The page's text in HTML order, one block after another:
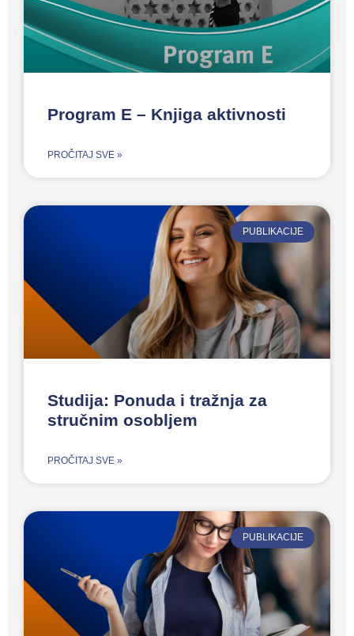
Program E – Knjiga aktivnosti
PROČITAJ SVE »
PUBLIKACIJE
Studija: Ponuda i tražnja za
stručnim osobljem
PROČITAJ SVE »
PUBLIKACIJE